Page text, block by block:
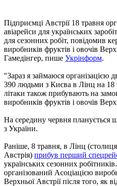
Підприємці Австрії 18 травня
авіарейси для українських
для сезонних робіт, повідомив
виробників фруктів і овочів
Гамедінгер, пише Укрінформ.
"Зараз я займаюся організацією
390 людьми з Києва в Лінц на 18
літаки також прибувають на
виробників фруктів і овочів
На середину червня планується
з України.
Раніше, 8 травня, в Лінц
Австрія) прибув перший
українських сезонних
організований Асоціацією
Верхньої Австрії після того, як